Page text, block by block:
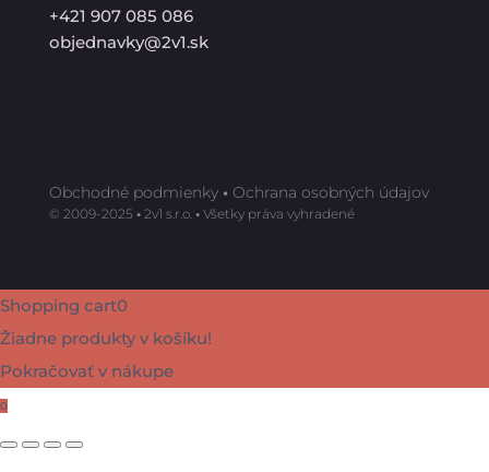
+421 907 085 086
objednavky@2v1.sk
Obchodné podmienky • Ochrana osobných údajov
©️ 2009-2025 •2v1 s.r.o. •Všetky práva vyhradené
Shopping cart0
Žiadne produkty v košíku!
Pokračovať v nákupe
0